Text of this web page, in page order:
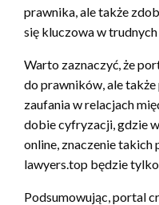
prawnika, ale także
się kluczowa w
Warto zaznaczyć, że
do prawników, ale
zaufania w relacjach
dobie cyfryzacji, gdzie
online, znaczenie
lawyers.top będzie tylko
Podsumowując, portal